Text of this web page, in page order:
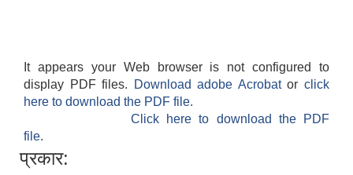
It appears your Web browser is not configured to
display PDF files.
Download adobe Acrobatorclick
here to download the PDF file.
Click here to download the PDF
file.
प्रकार: